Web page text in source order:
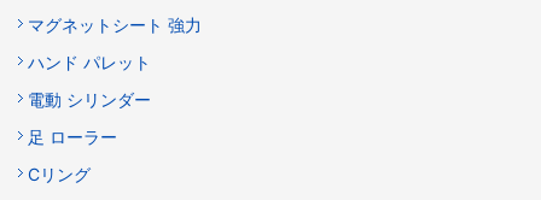
マグネットシート 強力
ハンド パレット
電動 シリンダー
足 ローラー
Cリング